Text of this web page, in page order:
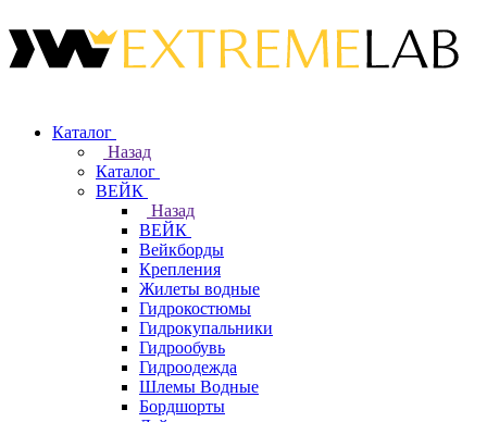
Каталог
Назад
Каталог
ВЕЙК
Назад
ВЕЙК
Вейкборды
Крепления
Жилеты водные
Гидрокостюмы
Гидрокупальники
Гидрообувь
Гидроодежда
Шлемы Водные
Бордшорты